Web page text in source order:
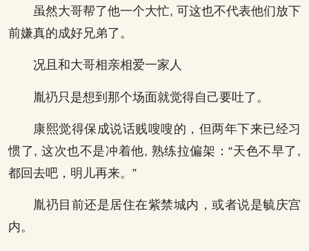
虽然大哥帮了他一个大忙, 可这也不代表他们放下
前嫌真的成好兄弟了。
况且和大哥相亲相爱一家人
胤礽只是想到那个场面就觉得自己要吐了。
康熙觉得保成说话贱嗖嗖的，但两年下来已经习
惯了, 这次也不是冲着他, 熟练拉偏架：“天色不早了,
都回去吧，明儿再来。”
胤礽目前还是居住在紫禁城内，或者说是毓庆宫
内。